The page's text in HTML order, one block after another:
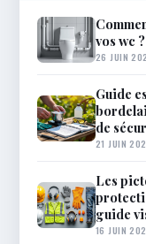
vos wc ?
26 JUIN
Guide
de
21 JUIN
Les
guide
16 JUIN